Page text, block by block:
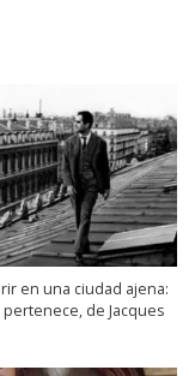
en una ciudad ajena:
pertenece, de Jacques